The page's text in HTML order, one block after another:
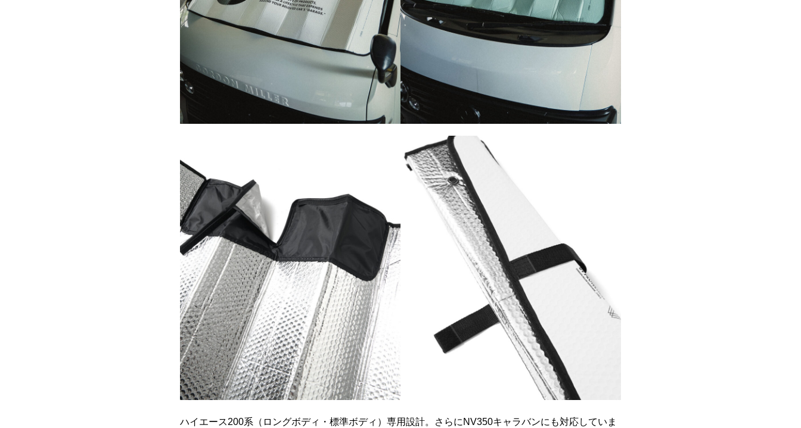
ハイエース200系（ロングボディ・標準ボディ）専用設計。さらにNV350キャラバンにも対応していま